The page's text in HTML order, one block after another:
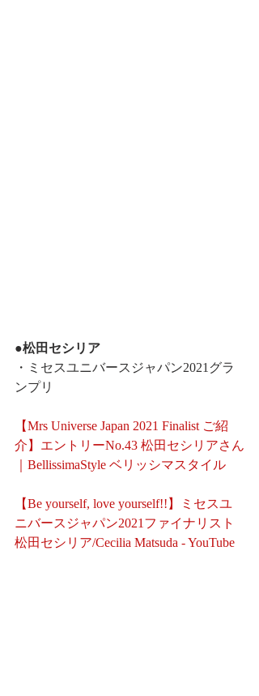
●松田セシリア
・ミセスユニバースジャパン2021グラ
ンプリ
【Mrs Universe Japan 2021 Finalist ご紹
介】エントリーNo.43 松田セシリアさん
｜BellissimaStyle ベリッシマスタイル
【Be yourself, love yourself!!】ミセスユ
ニバースジャパン2021ファイナリスト
松田セシリア/Cecilia Matsuda - YouTube